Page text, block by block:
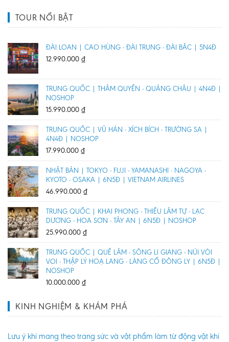
TOUR NỔI BẬT
ĐÀI LOAN | CAO HÙNG - ĐÀI TRUNG - ĐÀI BẮC | 5N4Đ
12.990.000 ₫
TRUNG QUỐC | THÂM QUYẾN - QUẢNG CHÂU | 4N4Đ |
NOSHOP
15.990.000 ₫
TRUNG QUỐC | VŨ HÁN - XÍCH BÍCH - TRƯỜNG SA |
4N4Đ | NOSHOP
17.990.000 ₫
NHẬT BẢN | TOKYO - FUJI - YAMANASHI - NAGOYA -
KYOTO - OSAKA | 6N5Đ | VIETNAM AIRLINES
46.990.000 ₫
TRUNG QUỐC | KHAI PHONG - THIẾU LÂM TỰ - LẠC
DƯƠNG - HOA SƠN - TÂY AN | 6N5Đ | NOSHOP
25.990.000 ₫
TRUNG QUỐC | QUẾ LÂM - SÔNG LI GIANG - NÚI VÒI
VOI - THẬP LÝ HOẠ LANG - LÀNG CỔ ĐÔNG LY | 6N5Đ |
NOSHOP
10.000.000 ₫
KINH NGHIỆM & KHÁM PHÁ
Lưu ý khi mang theo trang sức và vật phẩm làm từ động vật khi